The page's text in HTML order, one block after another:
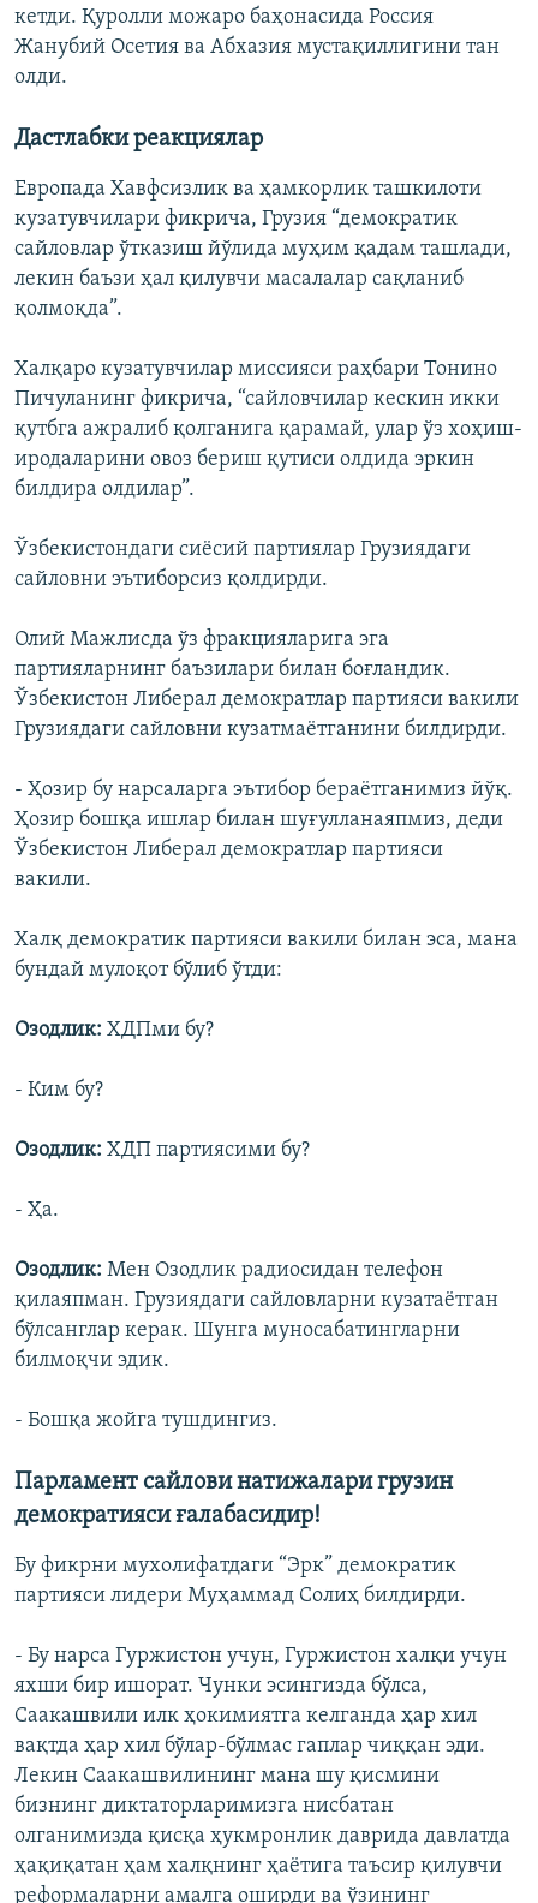
кетди. Қуролли можаро баҳонасида Россия
Жанубий Осетия ва Абхазия мустақиллигини тан
олди.
Дастлабки реакциялар
Европада Хавфсизлик ва ҳамкорлик ташкилоти
кузатувчилари фикрича, Грузия “демократик
сайловлар ўтказиш йўлида муҳим қадам ташлади,
лекин баъзи ҳал қилувчи масалалар сақланиб
қолмоқда”.
Халқаро кузатувчилар миссияси раҳбари Тонино
Пичуланинг фикрича, “сайловчилар кескин икки
қутбга ажралиб қолганига қарамай, улар ўз хоҳиш-
иродаларини овоз бериш қутиси олдида эркин
билдира олдилар”.
Ўзбекистондаги сиёсий партиялар Грузиядаги
сайловни эътиборсиз қолдирди.
Олий Мажлисда ўз фракцияларига эга
партияларнинг баъзилари билан боғландик.
Ўзбекистон Либерал демократлар партияси вакили
Грузиядаги сайловни кузатмаётганини билдирди.
- Ҳозир бу нарсаларга эътибор бераëтганимиз йўқ.
Ҳозир бошқа ишлар билан шуғулланаяпмиз, деди
Ўзбекистон Либерал демократлар партияси
вакили.
Халқ демократик партияси вакили билан эса, мана
бундай мулоқот бўлиб ўтди:
Озодлик: ХДПми бу?
- Ким бу?
Озодлик: ХДП партиясими бу?
- Ҳа.
Озодлик: Мен Озодлик радиосидан телефон
қилаяпман. Грузиядаги сайловларни кузатаëтган
бўлсанглар керак. Шунга муносабатингларни
билмоқчи эдик.
- Бошқа жойга тушдингиз.
Парламент сайлови натижалари грузин
демократияси ғалабасидир!
Бу фикрни мухолифатдаги “Эрк” демократик
партияси лидери Муҳаммад Солиҳ билдирди.
- Бу нарса Гуржистон учун, Гуржистон халқи учун
яхши бир ишорат. Чунки эсингизда бўлса,
Саакашвили илк ҳокимиятга келганда ҳар хил
вақтда ҳар хил бўлар-бўлмас гаплар чиққан эди.
Лекин Саакашвилининг мана шу қисмини
бизнинг диктаторларимизга нисбатан
олганимизда қисқа ҳукмронлик даврида давлатда
ҳақиқатан ҳам халқнинг ҳаëтига таъсир қилувчи
реформаларни амалга оширди ва ўзининг